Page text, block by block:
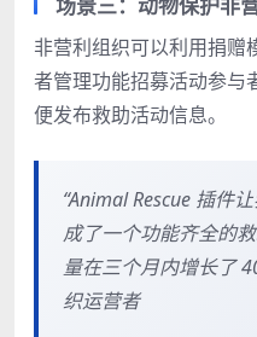
非营利组织可以利用捐赠
者管理功能招募活动参与
便发布救助活动信息。
“Animal Rescue 插件
成了一个功能齐全的
量在三个月内增长了
织运营者